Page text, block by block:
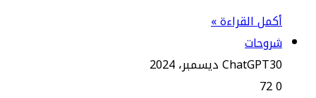
أكمل القراءة »
شروحات
ChatGPT30 ديسمبر، 2024
0